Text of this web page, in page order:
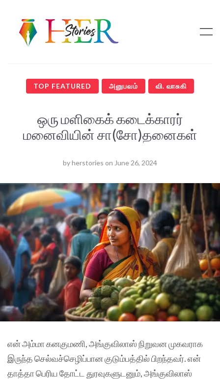
TOP FEATURED அனுபவம் வி. வாசுகி
ஒரு மளிகைக் கடைக்காரர்
மனைவியின் சா(சோ)தனைகள்
byherstories on June 26, 2024
என் அம்மா கனகுமணி, அங்குவிலாஸ் நிறுவன முகவராக
இருந்த செல்வச்செழிப்பான குடும்பத்தில் பிறந்தவர். என்
தாத்தா பெரிய தோட்ட துரவுகளுடனும், அங்குவிலாஸ்